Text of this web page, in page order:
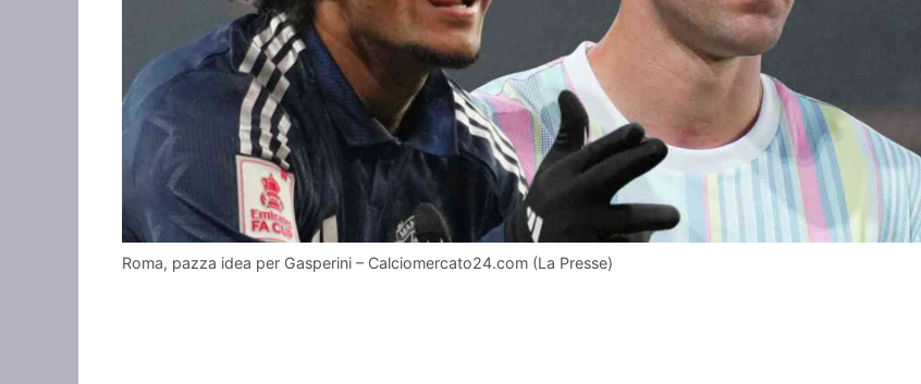
Roma, pazza idea per Gasperini – Calciomercato24.com (La Presse)